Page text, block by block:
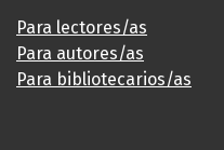
Para lectores/as
Para autores/as
Para bibliotecarios/as